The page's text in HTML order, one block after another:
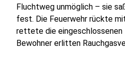
Fluchtweg unmöglich – sie
fest. Die Feuerwehr rückte
rettete die eingeschlossenen
Bewohner erlitten